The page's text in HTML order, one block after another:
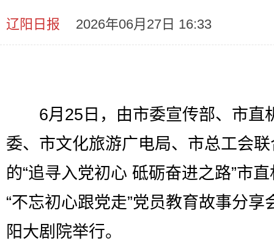
辽阳日报 2026年06月27日 16:33
6月25日，由市委宣传部、市直
委、市文化旅游广电局、市总工会
的“追寻入党初心 砥砺奋进之路”市
“不忘初心跟党走”党员教育故事分享
阳大剧院举行。